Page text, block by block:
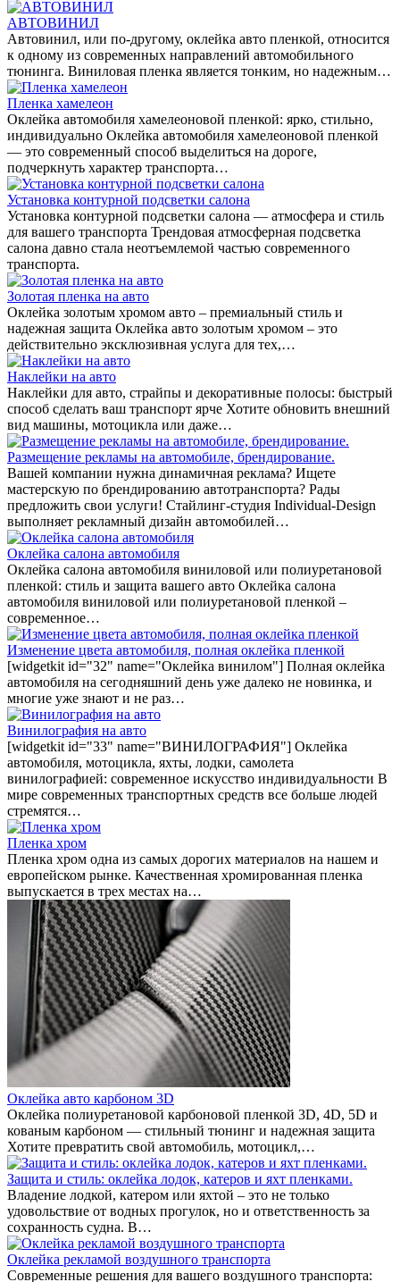
АВТОВИНИЛ
Автовинил, или по-другому, оклейка авто пленкой, относится
к одному из современных направлений автомобильного
тюнинга. Виниловая пленка является тонким, но надежным…
Пленка хамелеон
Оклейка автомобиля хамелеоновой пленкой: ярко, стильно,
индивидуально Оклейка автомобиля хамелеоновой пленкой
— это современный способ выделиться на дороге,
подчеркнуть характер транспорта…
Установка контурной подсветки салона
Установка контурной подсветки салона — атмосфера и стиль
для вашего транспорта Трендовая атмосферная подсветка
салона давно стала неотъемлемой частью современного
транспорта.
Золотая пленка на авто
Оклейка золотым хромом авто – премиальный стиль и
надежная защита Оклейка авто золотым хромом – это
действительно эксклюзивная услуга для тех,…
Наклейки на авто
Наклейки для авто, страйпы и декоративные полосы: быстрый
способ сделать ваш транспорт ярче Хотите обновить внешний
вид машины, мотоцикла или даже…
Размещение рекламы на автомобиле, брендирование.
Вашей компании нужна динамичная реклама? Ищете
мастерскую по брендированию автотранспорта? Рады
предложить свои услуги! Стайлинг-студия Individual-Design
выполняет рекламный дизайн автомобилей…
Оклейка салона автомобиля
Оклейка салона автомобиля виниловой или полиуретановой
пленкой: стиль и защита вашего авто Оклейка салона
автомобиля виниловой или полиуретановой пленкой –
современное…
Изменение цвета автомобиля, полная оклейка пленкой
[widgetkit id="32" name="Оклейка винилом"] Полная оклейка
автомобиля на сегодняшний день уже далеко не новинка, и
многие уже знают и не раз…
Винилография на авто
[widgetkit id="33" name="ВИНИЛОГРАФИЯ"] Оклейка
автомобиля, мотоцикла, яхты, лодки, самолета
винилографией: современное искусство индивидуальности В
мире современных транспортных средств все больше людей
стремятся…
Пленка хром
Пленка хром одна из самых дорогих материалов на нашем и
европейском рынке. Качественная хромированная пленка
выпускается в трех местах на…
Оклейка авто карбоном 3D
Оклейка полиуретановой карбоновой пленкой 3D, 4D, 5D и
кованым карбоном — стильный тюнинг и надежная защита
Хотите превратить свой автомобиль, мотоцикл,…
Защита и стиль: оклейка лодок, катеров и яхт пленками.
Владение лодкой, катером или яхтой – это не только
удовольствие от водных прогулок, но и ответственность за
сохранность судна. В…
Оклейка рекламой воздушного транспорта
Современные решения для вашего воздушного транспорта: